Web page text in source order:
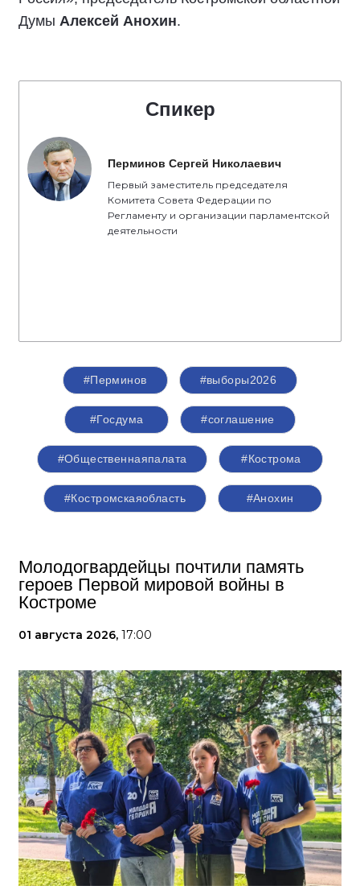
Думы Алексей Анохин.
Спикер
Перминов Сергей Николаевич
Первый заместитель председателя
Комитета Совета Федерации по
Регламенту и организации парламентской
деятельности
#Перминов #выборы2026
#Госдума #соглашение
#Общественнаяпалата #Кострома
#Костромскаяобласть #Анохин
Молодогвардейцы почтили память
героев Первой мировой войны в
Костроме
01 августа 2026, 17:00